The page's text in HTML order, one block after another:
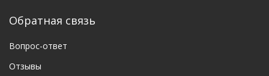
Обратная связь
Вопрос-ответ
Отзывы